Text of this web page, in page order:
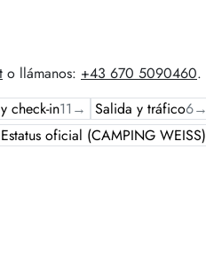
o llámanos: +43 670 5090460.
check-in11 → Salida y tráfico6→
Estatus oficial (CAMPING WEISS)